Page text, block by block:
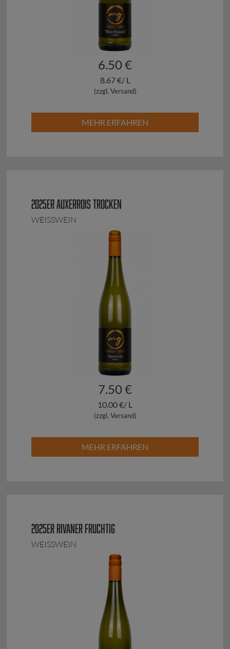
6.50 €
8.67 €/ L
(zzgl. Versand)
MEHR ERFAHREN
2025ER AUXERROIS TROCKEN
WEISSWEIN
7.50 €
10.00 €/ L
(zzgl. Versand)
MEHR ERFAHREN
2025ER RIVANER FRUCHTIG
WEISSWEIN